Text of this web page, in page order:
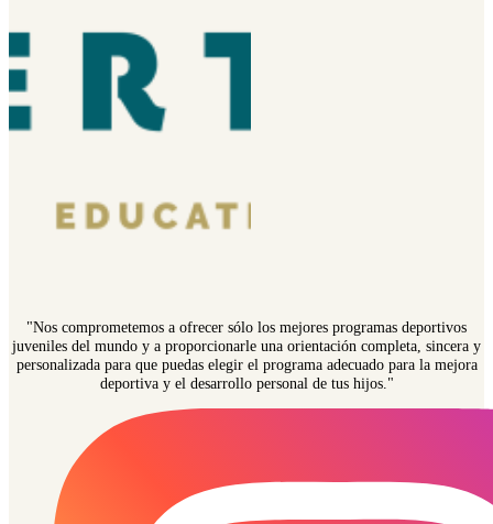
"Nos comprometemos a ofrecer sólo los mejores programas deportivos
juveniles del mundo y a proporcionarle una orientación completa, sincera y
personalizada para que puedas elegir el programa adecuado para la mejora
deportiva y el desarrollo personal de tus hijos."